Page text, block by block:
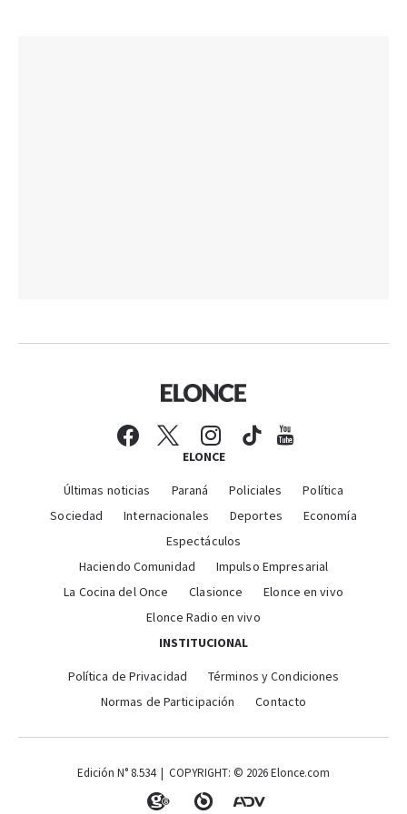
ELONCE
Últimas noticias Paraná Policiales
Política
Sociedad
Internacionales Deportes
Economía
Espectáculos
Haciendo Comunidad
Impulso Empresarial
La Cocina del Once
Clasionce
Elonce en vivo
Elonce Radio en vivo
INSTITUCIONAL
Política de Privacidad
Términos y Condiciones
Normas de Participación
Contacto
Edición N° 8.534 | COPYRIGHT: © 2026 Elonce.com